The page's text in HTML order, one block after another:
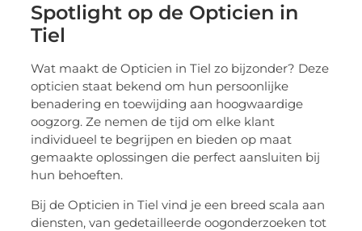
Spotlight op de Opticien in
Tiel
Wat maakt de Opticien in Tiel zo bijzonder? Deze
opticien staat bekend om hun persoonlijke
benadering en toewijding aan hoogwaardige
oogzorg. Ze nemen de tijd om elke klant
individueel te begrijpen en bieden op maat
gemaakte oplossingen die perfect aansluiten bij
hun behoeften.
Bij de Opticien in Tiel vind je een breed scala aan
diensten, van gedetailleerde oogonderzoeken tot